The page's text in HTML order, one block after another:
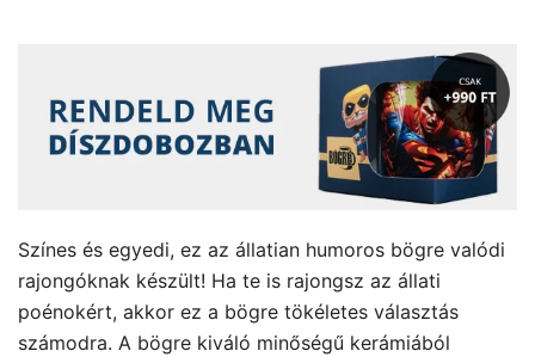
Színes és egyedi, ez az állatian humoros bögre valódi
rajongóknak készült! Ha te is rajongsz az állati
poénokért, akkor ez a bögre tökéletes választás
számodra. A bögre kiváló minőségű kerámiából